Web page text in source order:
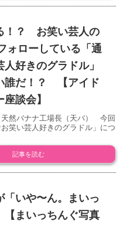
！？ お笑い芸人の
ォローしている「通
好きのグラドル」
誰だ！？ 【アイド
談会】
天然バナナ工場長（天バ） 今回
笑い芸人好きのグラドル」につ
記事を読む
「いや〜ん。まいっ
【まいっちんぐ写真